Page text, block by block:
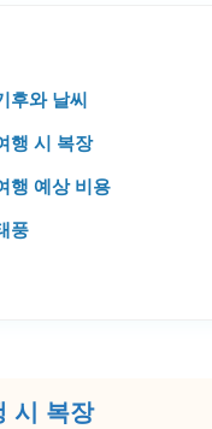
후와 날씨
행 시 복장
행 예상 비용
풍
시 복장